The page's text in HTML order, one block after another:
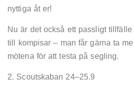
nyttiga åt er!
Nu är det också ett passligt
till kompisar – man får gärna ta
mötena för att testa på segling.
2. Scoutskaban 24–25.9